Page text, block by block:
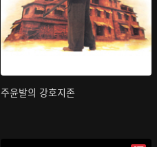
주윤발의 강호지존